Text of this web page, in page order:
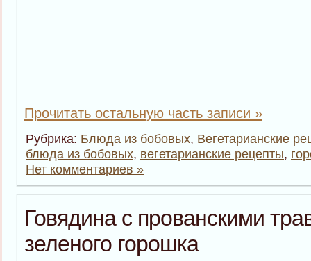
Прочитать остальную часть записи »
Рубрика: Блюда из бобовых, Вегетарианские
блюда из бобовых, вегетарианские рецепты,
Нет комментариев »
Говядина с прованскими
зеленого горошка